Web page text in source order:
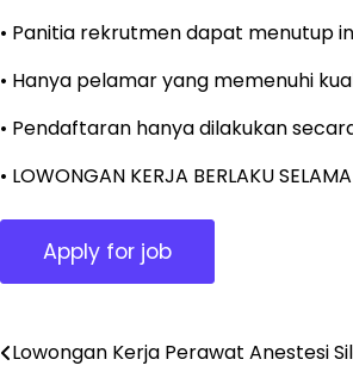
• Panitia rekrutmen dapat menutup
• Hanya pelamar yang memenuhi
• Pendaftaran hanya dilakukan
• LOWONGAN KERJA BERLAKU
Post
Lowongan Kerja Perawat Anestesi